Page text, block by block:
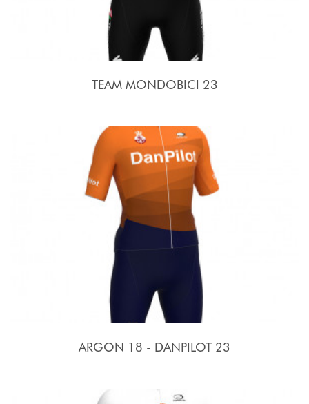
TEAM MONDOBICI 23
ARGON 18 - DANPILOT 23